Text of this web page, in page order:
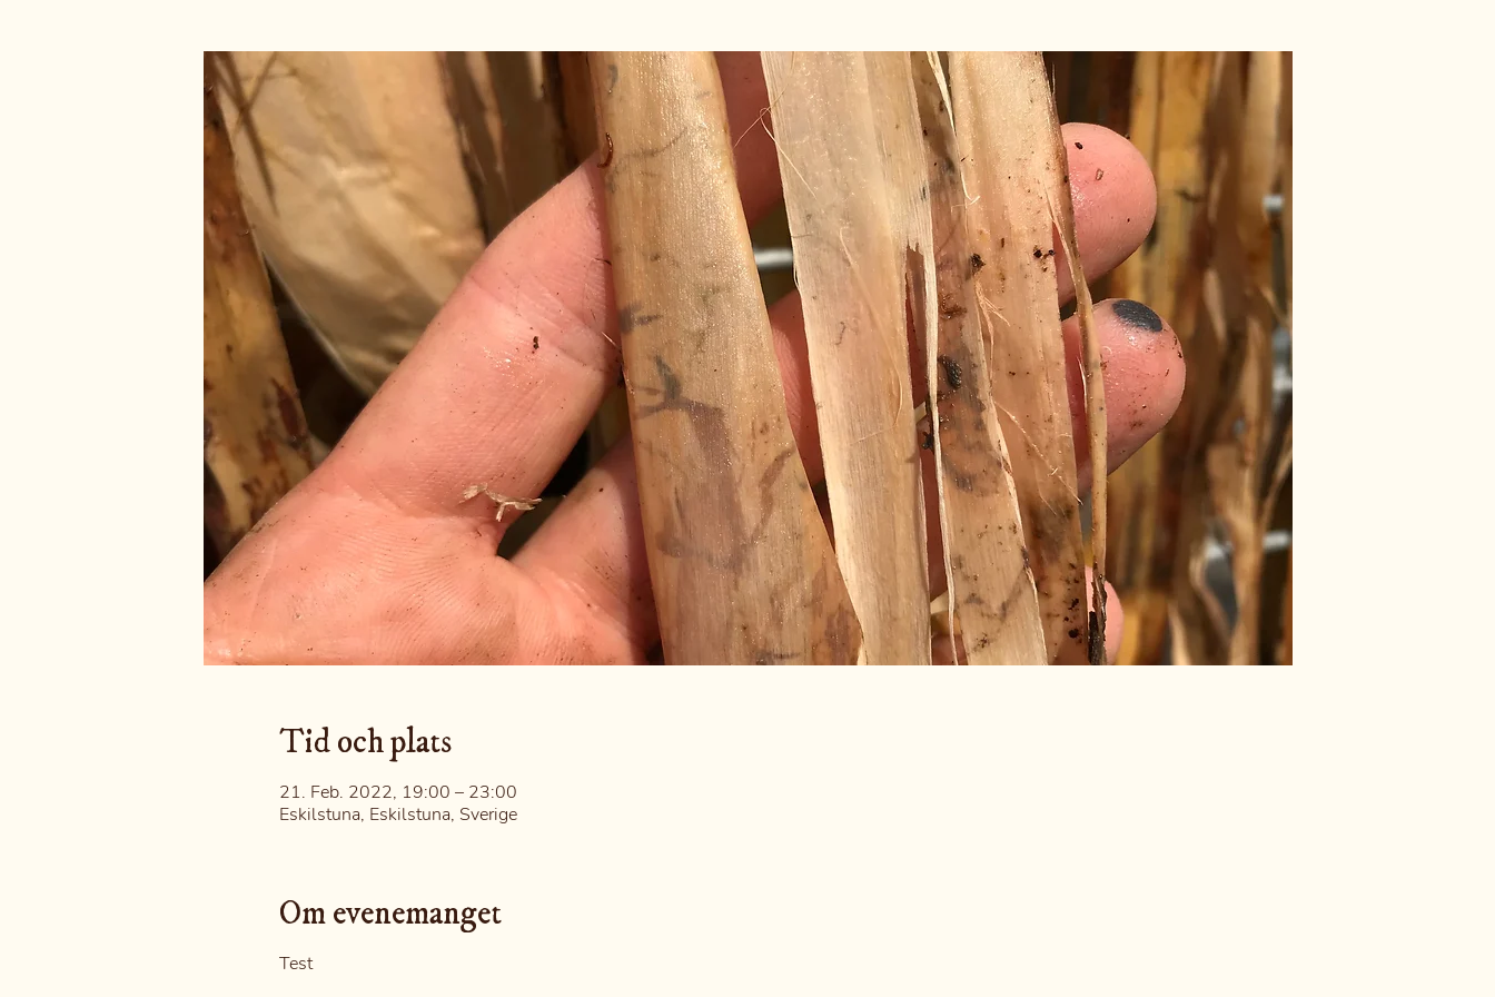
Tid och plats
21. Feb. 2022, 19:00 – 23:00
Eskilstuna, Eskilstuna, Sverige
Om evenemanget
Test